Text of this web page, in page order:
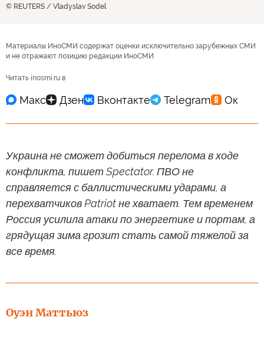
© REUTERS / Vladyslav Sodel
Материалы ИноСМИ содержат оценки исключительно зарубежных СМИ
и не отражают позицию редакции ИноСМИ
Читать inosmi.ru в
Украина не сможет добиться перелома в ходе
конфликта, пишет Spectator. ПВО не
справляется с баллистическими ударами, а
перехватчиков Patriot не хватает. Тем временем
Россия усилила атаки по энергетике и портам, а
грядущая зима грозит стать самой тяжелой за
все время.
Оуэн Маттьюз